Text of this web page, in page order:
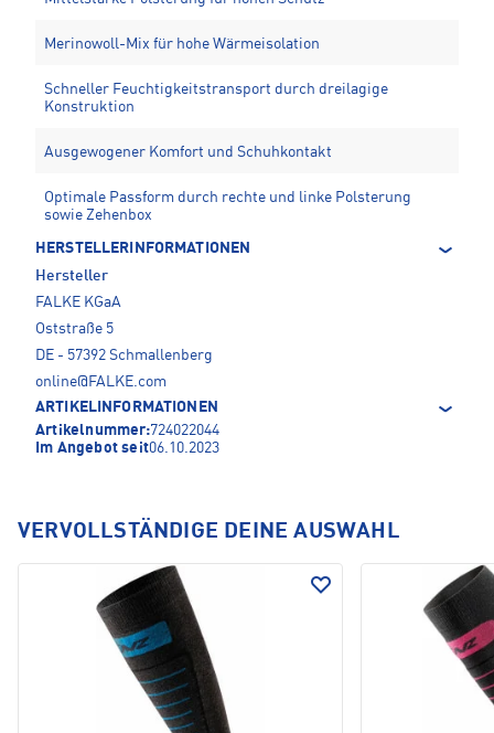
Merinowoll-Mix für hohe Wärmeisolation
Schneller Feuchtigkeitstransport durch dreilagige
Konstruktion
Ausgewogener Komfort und Schuhkontakt
Optimale Passform durch rechte und linke Polsterung
sowie Zehenbox
HERSTELLERINFORMATIONEN
Hersteller
FALKE KGaA
Oststraße 5
DE - 57392 Schmallenberg
online@FALKE.com
ARTIKELINFORMATIONEN
Artikelnummer:724022044
Im Angebot seit06.10.2023
VERVOLLSTÄNDIGE DEINE AUSWAHL